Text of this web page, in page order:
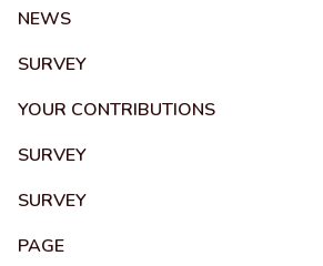
NEWS
SURVEY
YOUR CONTRIBUTIONS
SURVEY
SURVEY
PAGE